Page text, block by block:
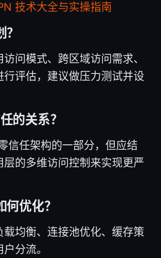
技术大全与实操指南
问模式、跨区域访问需求、
行评估，建议做压力测试并设
的关系？
信任架构的一部分，但应结
的多维访问控制来实现更严
优化？
均衡、连接池优化、缓存策
分流。